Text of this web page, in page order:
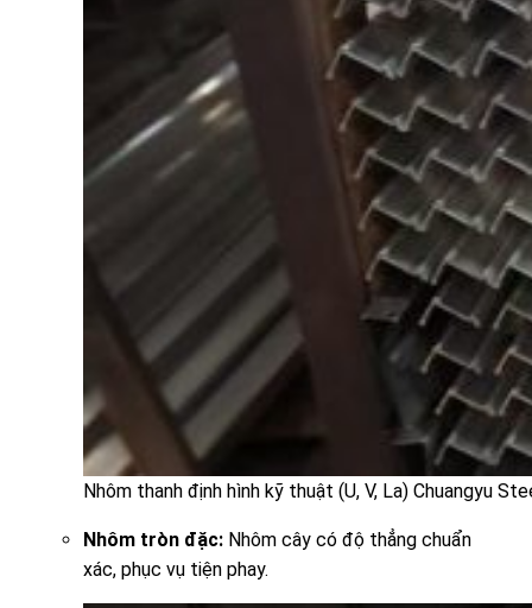
Nhôm thanh định hình kỹ thuật (U, V, La) Chuangyu
Nhôm tròn đặc: Nhôm cây có độ thẳng chuẩn
xác, phục vụ tiện phay.